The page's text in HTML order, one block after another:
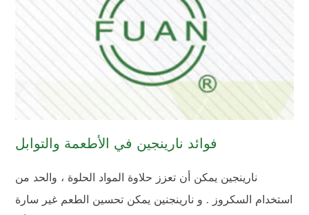
فوائد نارينجين في الأطعمة والتوابل
نارينجين يمكن أن تعزز حلاوة المواد الحلوة ، والحد من
استخدام السكروز . و نارينجنين يمكن تحسين الطعم غير سارة